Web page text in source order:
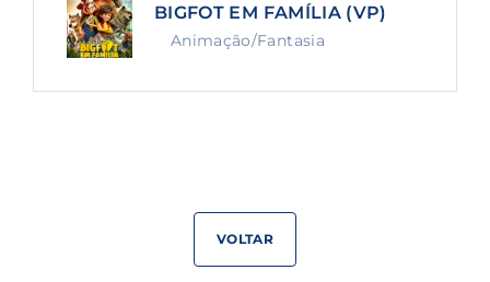
BIGFOT EM FAMÍLIA (VP)
Animação/Fantasia
VOLTAR